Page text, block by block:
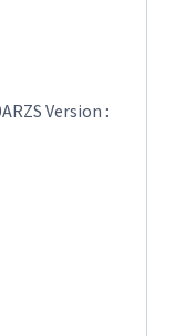
Version :